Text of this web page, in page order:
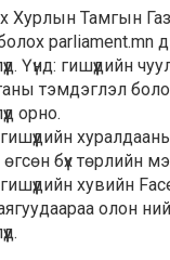
Хурлын Тамгын
parliament.mn
Үүнд: гишүүдийн
тэмдэглэл
орно.
бүх төрлийн
хувийн
олон